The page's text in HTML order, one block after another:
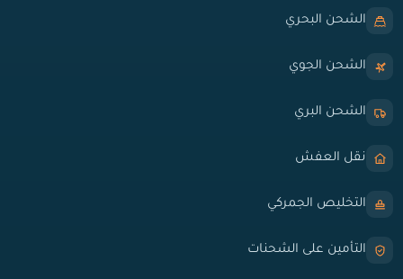
الشحن البحري
الشحن الجوي
الشحن البري
نقل العفش
التخليص الجمركي
التأمين على الشحنات